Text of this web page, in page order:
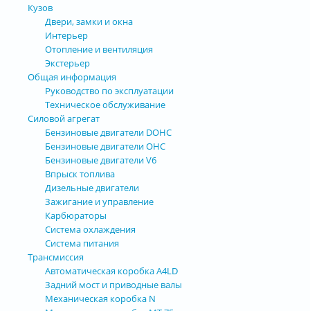
Кузов
Двери, замки и окна
Интерьер
Отопление и вентиляция
Экстерьер
Общая информация
Руководство по эксплуатации
Техническое обслуживание
Силовой агрегат
Бензиновые двигатели DOHC
Бензиновые двигатели OHC
Бензиновые двигатели V6
Впрыск топлива
Дизельные двигатели
Зажигание и управление
Карбюраторы
Система охлаждения
Система питания
Трансмиссия
Автоматическая коробка А4LD
Задний мост и приводные валы
Механическая коробка N